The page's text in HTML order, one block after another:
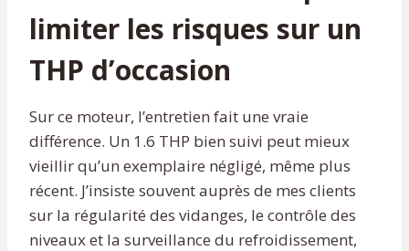
limiter les risques sur un
THP d’occasion
Sur ce moteur, l’entretien fait une vraie
différence. Un 1.6 THP bien suivi peut mieux
vieillir qu’un exemplaire négligé, même plus
récent. J’insiste souvent auprès de mes clients
sur la régularité des vidanges, le contrôle des
niveaux et la surveillance du refroidissement,